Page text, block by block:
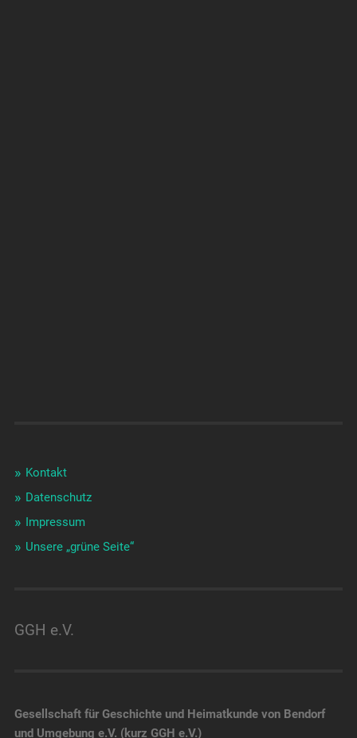
Kontakt
Datenschutz
Impressum
Unsere „grüne Seite“
GGH e.V.
Gesellschaft für Geschichte und Heimatkunde von Bendorf
und Umgebung e.V. (kurz GGH e.V.)